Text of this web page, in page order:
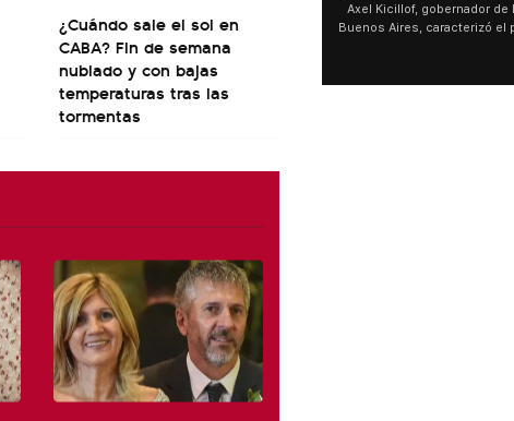
¿Cuándo sale el sol en
CABA? Fin de semana
nublado y con bajas
temperaturas tras las
tormentas
Axel Kicillof, gobernador de
Buenos Aires, caracterizó el
como "una lista sábana con
y destacó "la movilización